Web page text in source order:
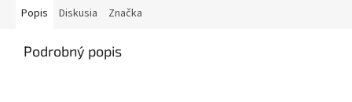
Popis Diskusia Značka
Podrobný popis